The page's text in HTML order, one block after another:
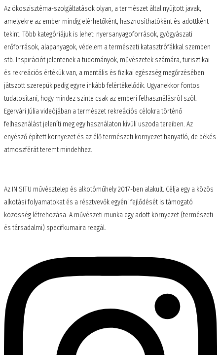
Az ökoszisztéma-szolgáltatások olyan, a természet által nyújtott javak,
amelyekre az ember mindig elérhetőként, hasznosíthatóként és adottként
tekint. Több kategóriájuk is lehet: nyersanyagoforrások, gyógyászati
erőforrások, alapanyagok, védelem a természeti katasztrófákkal szemben
stb. Inspirációt jelentenek a tudományok, művészetek számára, turisztikai
és rekreációs értékük van, a mentális és fizikai egészség megőrzésében
játszott szerepük pedig egyre inkább felértékelődik. Ugyanekkor fontos
tudatosítani, hogy mindez szinte csak az emberi felhasználásról szól.
Egervári Júlia videójában a természet rekreációs célokra történő
felhasználást jeleníti meg egy használaton kívüli uszoda tereiben. Az
enyésző épített környezet és az élő természeti környezet hanyatló, de békés
atmoszférát teremt mindehhez.
Az IN SITU művésztelep és alkotóműhely 2017-ben alakult. Célja egy a közös
alkotási folyamatokat és a résztvevők egyéni fejlődését is támogató
közösség létrehozása. A művészeti munka egy adott környezet (természeti
és társadalmi) specifkumaira reagál.